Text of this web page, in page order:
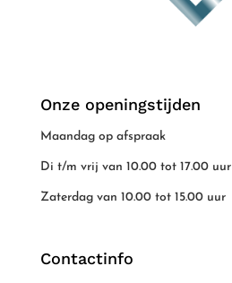
Onze openingstijden
Maandag op afspraak
Di t/m vrij van 10.00 tot 17.00 uur
Zaterdag van 10.00 tot 15.00 uur
Contactinfo